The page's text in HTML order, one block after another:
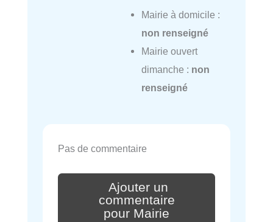
Mairie à domicile :
non renseigné
Mairie ouvert
dimanche : non
renseigné
Pas de commentaire
Ajouter un
commentaire
pour Mairie